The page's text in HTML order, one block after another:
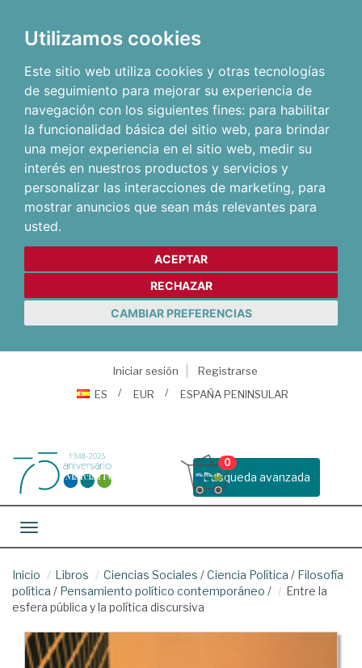
Utilizamos cookies
Este sitio web utiliza cookies y otras tecnologías
de seguimiento para mejorar su experiencia de
navegación con los siguientes fines: para habilitar
la funcionalidad básica del sitio web, para brindar
una mejor experiencia en el sitio web, medir su
interés en nuestros productos y servicios y
personalizar las interacciones de marketing, para
mostrar anuncios que sean más relevantes para
usted.
ACEPTAR
RECHAZAR
CAMBIAR PREFERENCIAS
Iniciar sesión
Registrarse
ES
EUR ESPAÑA PENINSULAR
Busqueda avanzada
0
Toggle navigation
Inicio Libros Ciencias Sociales /Ciencia Política / Filosofía
política / Pensamiento político contemporáneo /
Entre la
esfera pública y la política discursiva